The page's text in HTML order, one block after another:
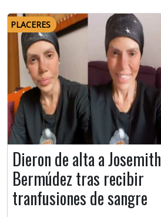
PLACERES
Dieron de alta a Josemith
Bermúdez tras recibir
tranfusiones de sangre